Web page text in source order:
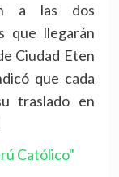
a las dos
que llegarán
Ciudad Eten
que cada
traslado en
Católico"